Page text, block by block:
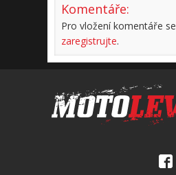
Komentáře:
Pro vložení komentáře se
zaregistrujte.